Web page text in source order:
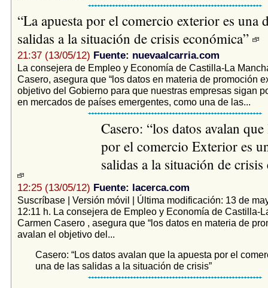
“La apuesta por el comercio exterior es una
salidas a la situación de crisis económica”
21:37 (13/05/12) Fuente: nuevaalcarria.com
La consejera de Empleo y Economía de Castilla-La
Casero, asegura que “los datos en materia de promoción
objetivo del Gobierno para que nuestras empresas sigan
en mercados de países emergentes, como una de las...
Casero: “los datos avalan que
por el comercio Exterior es
salidas a la situación de crisis
12:25 (13/05/12) Fuente: lacerca.com
Suscríbase | Versión móvil | Última modificación: 13 de
12:11 h. La consejera de Empleo y Economía de Castilla-
Carmen Casero , asegura que “los datos en materia de
avalan el objetivo del...
Casero: “Los datos avalan que la apuesta por el
una de las salidas a la situación de crisis”